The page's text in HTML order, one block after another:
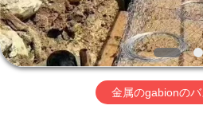
品
ビ
金属のgabionのバ